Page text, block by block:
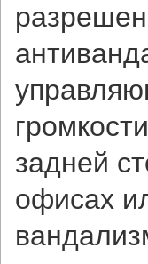
задней
офисах